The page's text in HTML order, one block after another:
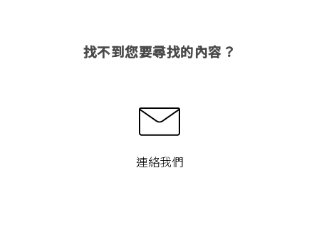
找不到您要尋找的內容？
連絡我們